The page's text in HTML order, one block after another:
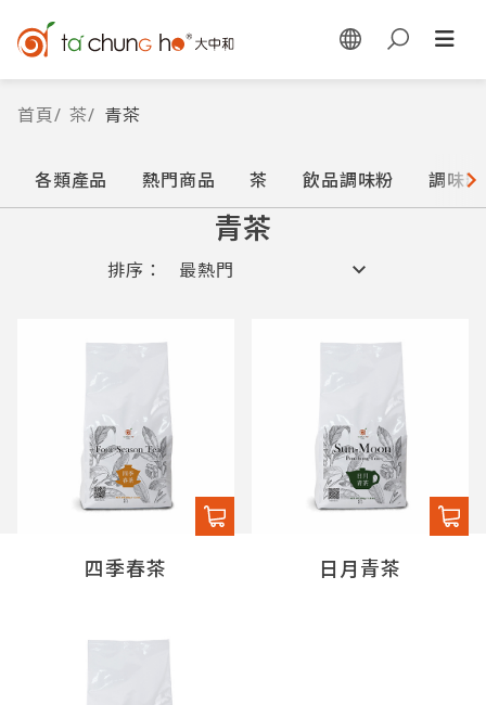
首頁/ 茶/ 青茶
各類產品 熱門商品 茶 飲品調味粉 調味
青茶
排序：
四季春茶 日月青茶